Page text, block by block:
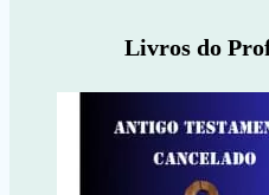
Livros do